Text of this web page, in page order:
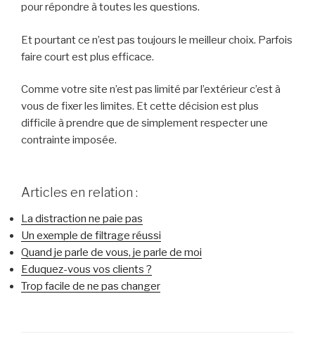
pour répondre à toutes les questions.
Et pourtant ce n’est pas toujours le meilleur choix. Parfois
faire court est plus efficace.
Comme votre site n’est pas limité par l’extérieur c’est à
vous de fixer les limites. Et cette décision est plus
difficile à prendre que de simplement respecter une
contrainte imposée.
Articles en relation :
La distraction ne paie pas
Un exemple de filtrage réussi
Quand je parle de vous, je parle de moi
Eduquez-vous vos clients ?
Trop facile de ne pas changer